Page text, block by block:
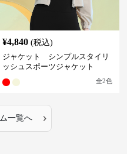
¥4,840 (税込)
ジャケット シンプルスタイリ
ッシュスポーツジャケット
全2色
一覧へ ›